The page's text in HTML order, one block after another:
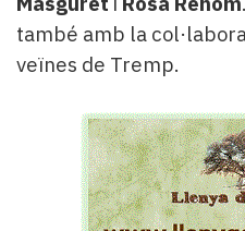
també amb la
veïnes de Tremp.